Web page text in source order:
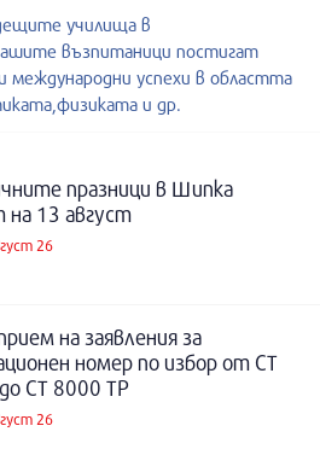
училища в
възпитаници постигат
международни успехи в областта
и др.
празници в Шипка
на 13 август
26
на заявления за
номер по избор от СТ
СТ 8000 ТР
26